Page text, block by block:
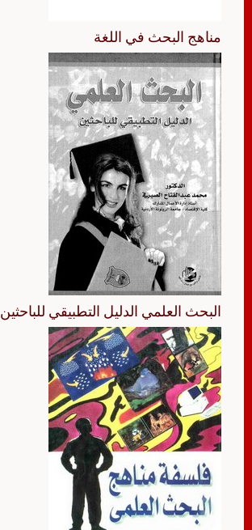
مناهج البحث في اللغة
البحث العلمي الدليل التطبيقي للباحثين